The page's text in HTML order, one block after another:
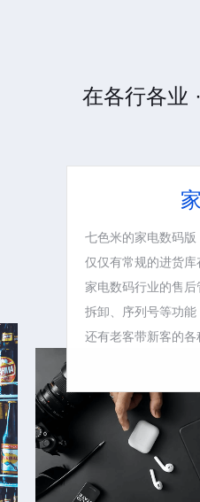
在各行各业
家电
七色米的家电数码版，给
仅仅有常规的进货库存、
家电数码行业的售后管理
拆卸、序列号等功能，极
还有老客带新客的各种营
业